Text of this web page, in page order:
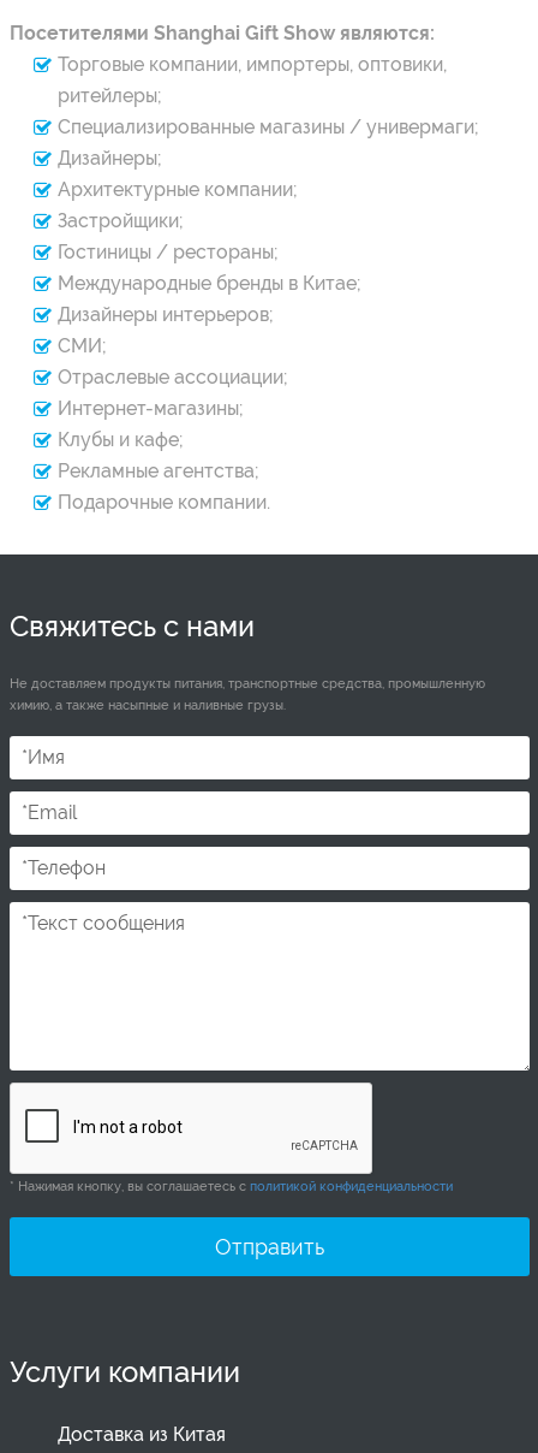
Посетителями Shanghai Gift Show являются:
Торговые компании, импортеры, оптовики,
ритейлеры;
Специализированные магазины / универмаги;
Дизайнеры;
Архитектурные компании;
Застройщики;
Гостиницы / рестораны;
Международные бренды в Китае;
Дизайнеры интерьеров;
СМИ;
Отраслевые ассоциации;
Интернет-магазины;
Клубы и кафе;
Рекламные агентства;
Подарочные компании.
Свяжитесь с нами
Не доставляем продукты питания, транспортные средства, промышленную
химию, а также насыпные и наливные грузы.
* Нажимая кнопку, вы соглашаетесь с политикой конфиденциальности
Услуги компании
Доставка из Китая